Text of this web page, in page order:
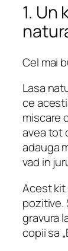
1.
Cel mai
Lasa
ce
miscare
avea tot
adauga
vad in
Acest
pozitive.
gravura
copii sa